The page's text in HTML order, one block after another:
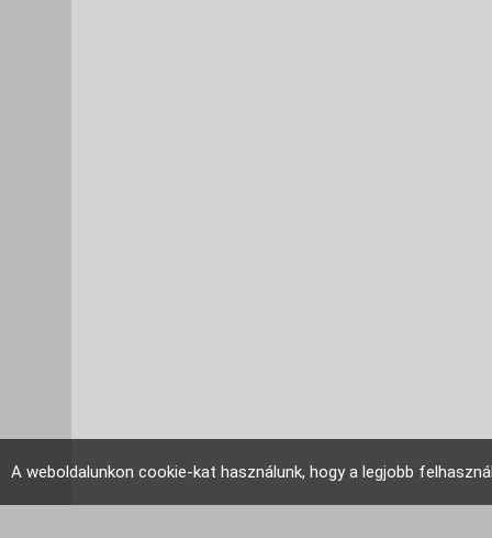
A weboldalunkon cookie-kat használunk, hogy a legjobb